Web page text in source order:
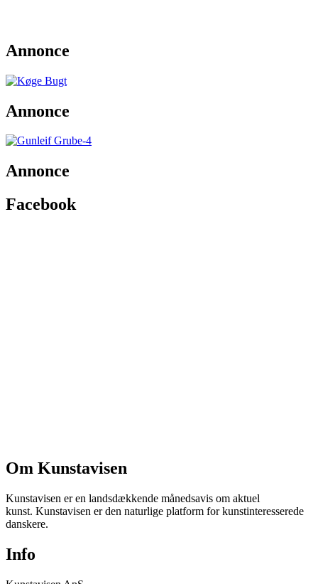
Annonce
Annonce
Annonce
Facebook
Om Kunstavisen
Kunstavisen er en landsdækkende månedsavis om aktuel
kunst. Kunstavisen er den naturlige platform for kunstinteresserede
danskere.
Info